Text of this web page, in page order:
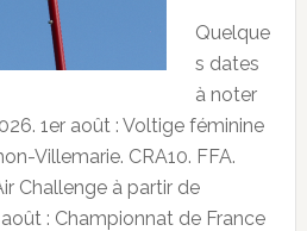
Quelque
s dates
à noter
1er août : Voltige féminine
Villemarie. CRA10. FFA.
Challenge à partir de
août : Championnat de France